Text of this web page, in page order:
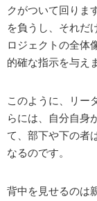
クがついて回りま
を負うし、それだ
ロジェクトの全体
的確な指示を与え
このように、リー
らには、自分自身
て、部下や下の者
なるのです。
背中を見せるのは